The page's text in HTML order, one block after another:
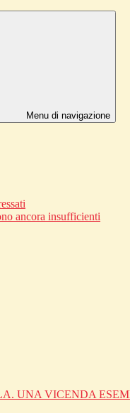
Menu di navigazione
ancora insufficienti
UNA VICENDA